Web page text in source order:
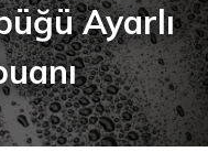
Ayarlı